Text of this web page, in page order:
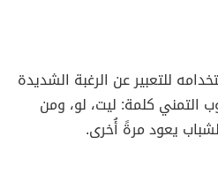
للتعبير عن الرغبة الشديدة
التمني كلمة: ليت، لو، ومن
يعود مرةً أُخرى.